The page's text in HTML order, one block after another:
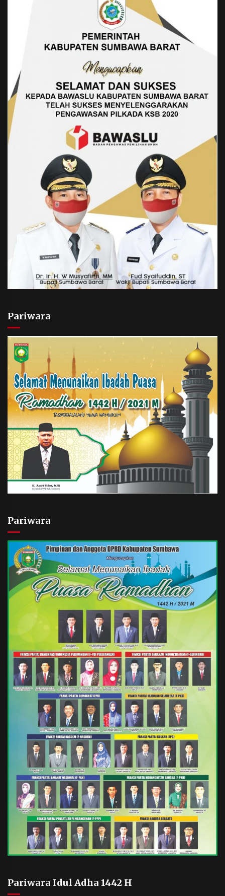
Pariwara
Pariwara
Pariwara Idul Adha 1442 H